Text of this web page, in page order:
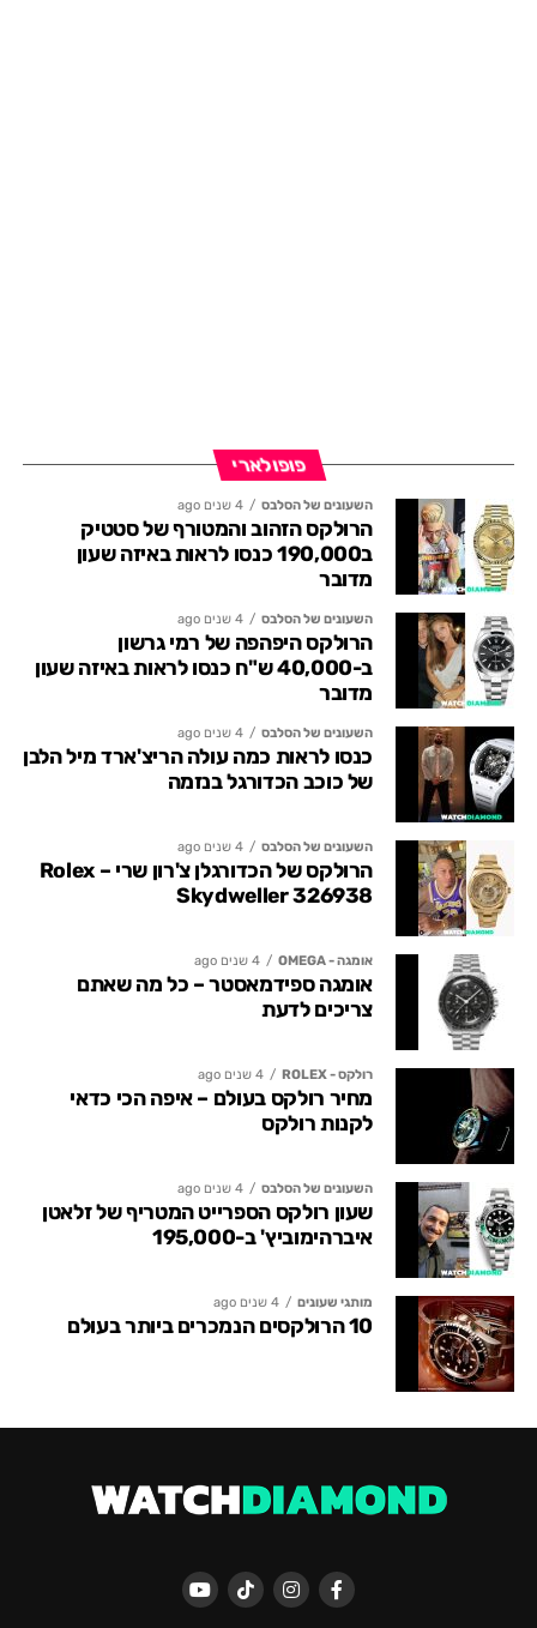
פופולארי
השעונים של הסלבס 4 שנים ago
הרולקס הזהוב והמטורף של סטטיק
ב190,000 כנסו לראות באיזה שעון
מדובר
השעונים של הסלבס 4 שנים ago
הרולקס היפהפה של רמי גרשון
ב-40,000 ש"ח כנסו לראות באיזה שעון
מדובר
השעונים של הסלבס 4 שנים ago
כנסו לראות כמה עולה הריצ'ארד מיל הלבן
של כוכב הכדורגל בנזמה
השעונים של הסלבס 4 שנים ago
הרולקס של הכדורגלן צ'רון שרי – Rolex
Skydweller 326938
אומגה - OMEGA 4 שנים ago
אומגה ספידמאסטר – כל מה שאתם
צריכים לדעת
רולקס - ROLEX 4 שנים ago
מחיר רולקס בעולם – איפה הכי כדאי
לקנות רולקס
השעונים של הסלבס 4 שנים ago
שעון רולקס הספרייט המטריף של זלאטן
איברהימוביץ' ב-195,000
מותגי שעונים 4 שנים ago
10 הרולקסים הנמכרים ביותר בעולם